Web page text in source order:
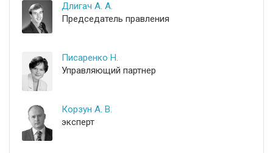
Длигач А. А.
Председатель правления
Писаренко Н.
Управляющий партнер
Корзун А. В.
эксперт